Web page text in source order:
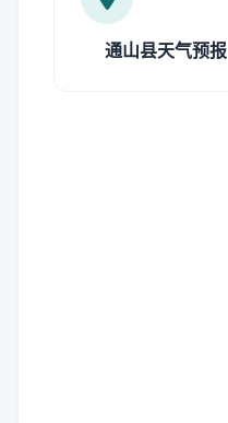
通山县天气预报